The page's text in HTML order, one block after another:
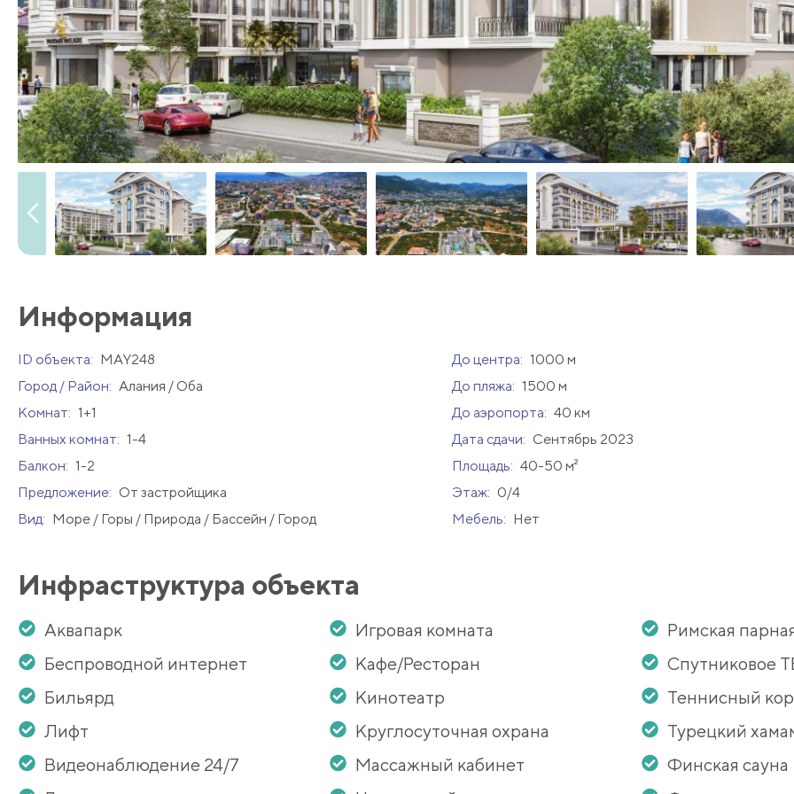
Информация
ID объекта: MAY248 До центра: 1000 м
Город / Район: Алания / Оба До пляжа: 1500 м
Комнат: 1+1 До аэропорта: 40 км
Ванных комнат: 1-4 Дата сдачи: Сентябрь 2023
Балкон: 1-2 Площадь: 40-50 м²
Предложение: От застройщика Этаж: 0/4
Вид: Море / Горы / Природа / Бассейн / Город Мебель: Нет
Инфраструктура объекта
Аквапарк
Беспроводной интернет
Бильярд
Лифт
Видеонаблюдение 24/7
Игровая комната
Кафе/Ресторан
Кинотеатр
Круглосуточная охрана
Массажный кабинет
Римская
Спутниковое
Теннисный
Турецкий
Финская сауна